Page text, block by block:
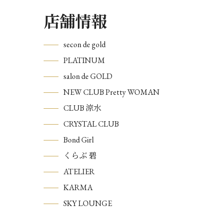
店舗情報
secon de gold
PLATINUM
salon de GOLD
NEW CLUB Pretty WOMAN
CLUB 涼水
CRYSTAL CLUB
Bond Girl
くらぶ 碧
ATELIER
KARMA
SKY LOUNGE